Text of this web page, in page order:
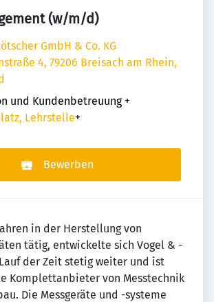
(w/m/d)
GmbH & Co. KG
4, 79206 Breisach am Rhein,
und Kundenbetreuung +
Lehrstelle+
Bewerben
in der Herstellung von
tätig, entwickelte sich ­Vogel ­&­
der Zeit stetig weiter und ist
Komplettanbieter von Messtechnik
Die Messgeräte und -systeme